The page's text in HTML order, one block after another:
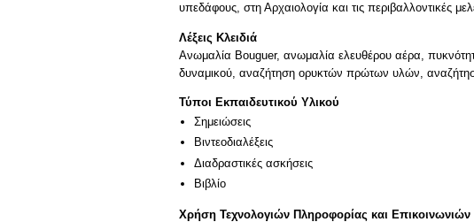
υπεδάφους, στη Αρχαιολογία και τις περιβαλλοντικές
Λέξεις Κλειδιά
Ανωμαλία Bouguer, ανωμαλία ελευθέρου αέρα,
δυναμικού, αναζήτηση ορυκτών πρώτων υλών,
Τύποι Εκπαιδευτικού Υλικού
Σημειώσεις
Βιντεοδιαλέξεις
Διαδραστικές ασκήσεις
Βιβλίο
Χρήση Τεχνολογιών Πληροφορίας και Επικοινωνιών